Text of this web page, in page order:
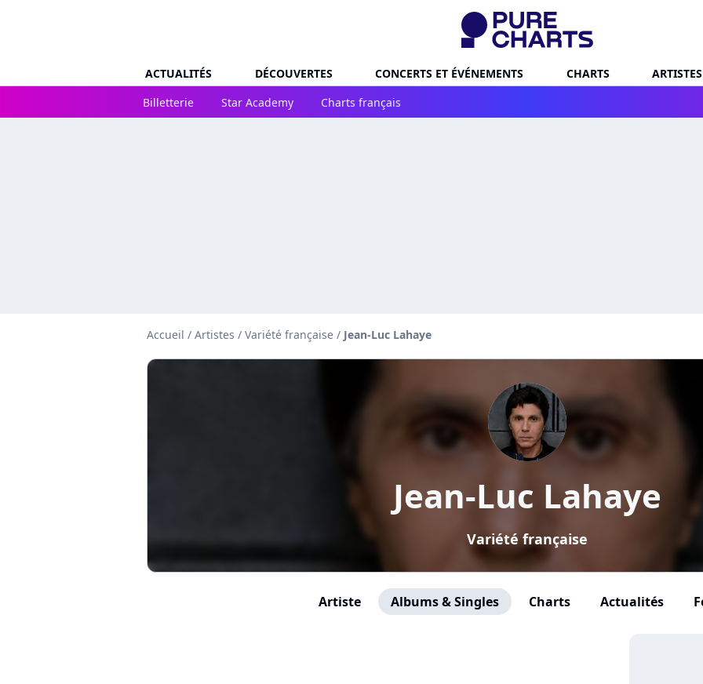
ACTUALITÉS DÉCOUVERTES CONCERTS ET ÉVÉNEMENTS CHARTS ARTISTES
Billetterie
Star Academy Charts français
Accueil / Artistes / Variété française / Jean-Luc Lahaye
Jean-Luc Lahaye
Variété française
Artiste Albums & Singles Charts Actualités